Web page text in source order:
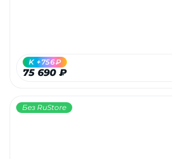
75 690 ₽
K +756₽
Без RuStore